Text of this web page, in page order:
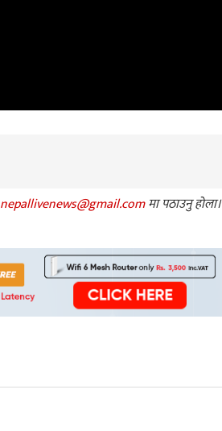
nepallivenews@gmail.comमा पठाउनु होला।